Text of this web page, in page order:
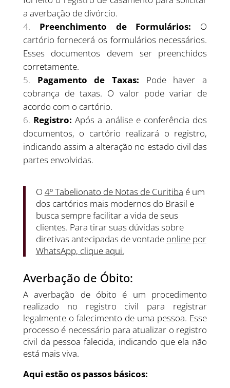
a averbação de divórcio.
Preenchimento de Formulários: O
cartório fornecerá os formulários necessários.
Esses documentos devem ser preenchidos
corretamente.
Pagamento de Taxas: Pode haver a
cobrança de taxas. O valor pode variar de
acordo com o cartório.
Registro: Após a análise e conferência dos
documentos, o cartório realizará o registro,
indicando assim a alteração no estado civil das
partes envolvidas.
O 4º Tabelionato de Notas de Curitiba é um
dos cartórios mais modernos do Brasil e
busca sempre facilitar a vida de seus
clientes. Para tirar suas dúvidas sobre
diretivas antecipadas de vontade online por
WhatsApp, clique aqui.
Averbação de Óbito:
A averbação de óbito é um procedimento
realizado no registro civil para registrar
legalmente o falecimento de uma pessoa. Esse
processo é necessário para atualizar o registro
civil da pessoa falecida, indicando que ela não
está mais viva.
Aqui estão os passos básicos: